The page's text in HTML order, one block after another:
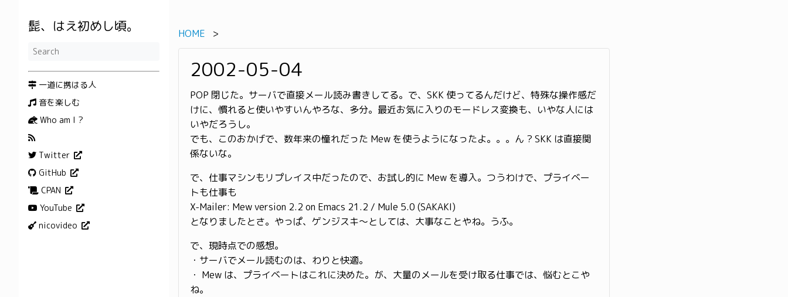
髭、はえ初めし頃。
一道に携はる人
音を楽しむ
Who am I ?
Twitter
GitHub
CPAN
YouTube
nicovideo
HOME
2002-05-04
POP 閉じた。サーバで直接メール読み書きしてる。で、SKK 使ってるんだけど、特殊な操作感だ
けに、慣れると使いやすいんやろな、多分。最近お気に入りのモードレス変換も、いやな人には
いやだろうし。
でも、このおかげで、数年来の憧れだった Mew を使うようになったよ。。。ん ? SKK は直接関
係ないな。
で、仕事マシンもリプレイス中だったので、お試し的に Mew を導入。つうわけで、プライベー
トも仕事も
X-Mailer: Mew version 2.2 on Emacs 21.2 / Mule 5.0 (SAKAKI)
となりましたとさ。やっぱ、ゲンジスキ〜としては、大事なことやね。うふ。
で、現時点での感想。
・サーバでメール読むのは、わりと快適。
・ Mew は、プライベートはこれに決めた。が、大量のメールを受け取る仕事では、悩むとこや
ね。